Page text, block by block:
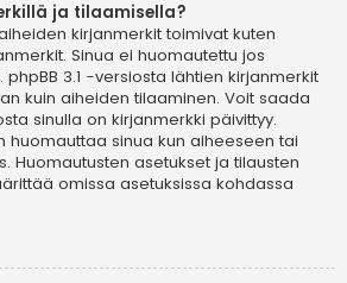
ja tilaamisella?
kirjanmerkit toimivat kuten
Sinua ei huomautettu jos
3.1 -versiosta lähtien kirjanmerkit
kuin aiheiden tilaaminen. Voit saada
sinulla on kirjanmerkki päivittyy.
huomauttaa sinua kun aiheeseen tai
Huomautusten asetukset ja tilausten
omissa asetuksissa kohdassa